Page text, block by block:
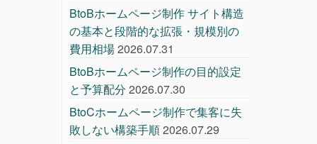
BtoBホームページ制作 サイト構造
の基本と段階的な拡張・規模別の
費用相場2026.07.31
BtoBホームページ制作の目的設定
と予算配分 2026.07.30
BtoCホームページ制作で集客に失
敗しない構築手順2026.07.29